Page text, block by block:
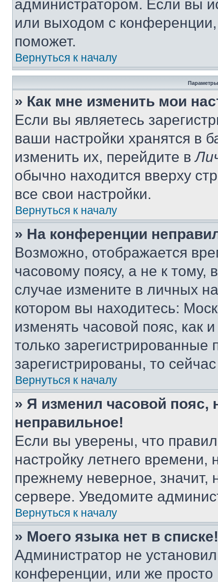
администратором. Если вы
или выходом с
поможет.
Вернуться к началу
Параметры
» Как мне изменить мои
Если вы являетесь
ваши настройки хранятся в
изменить их, перейдите в
обычно находится вверху
все свои настройки.
Вернуться к началу
» На конференции
Возможно, отображается
часовому поясу, а не к тому,
случае измените в личных
котором вы находитесь:
изменять часовой пояс, как
только
зарегистрированы, то
Вернуться к началу
» Я изменил часовой пояс,
неправильное!
Если вы уверены, что
настройку летнего
прежнему неверное, значит,
сервере. Уведомите
Вернуться к началу
» Моего языка нет в списке!
Администратор не
конференции, или же